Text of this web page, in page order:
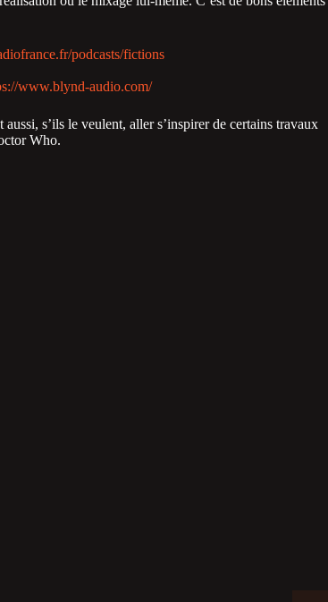
podcasts/fictions
www.blynd-audio.com/
s’ils le veulent, aller s’inspirer de certains travaux
Who.